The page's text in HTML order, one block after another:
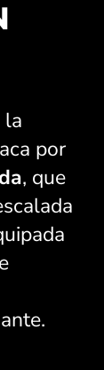
la
por
, que